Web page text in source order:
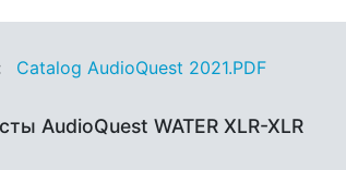
Catalog AudioQuest 2021.PDF
AudioQuest WATER XLR-XLR